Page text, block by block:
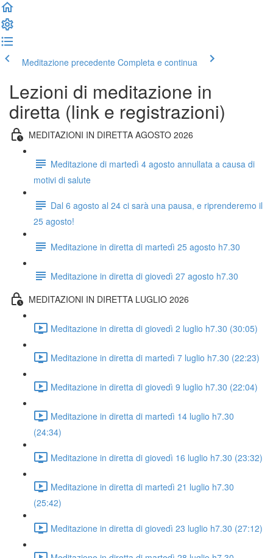
Meditazione precedente Completa e continua
Lezioni di meditazione in
diretta (link e registrazioni)
MEDITAZIONI IN DIRETTA AGOSTO 2026
Meditazione di martedì 4 agosto annullata a causa di
motivi di salute
Dal 6 agosto al 24 ci sarà una pausa, e riprenderemo il
25 agosto!
Meditazione in diretta di martedì 25 agosto h7.30
Meditazione in diretta di giovedì 27 agosto h7.30
MEDITAZIONI IN DIRETTA LUGLIO 2026
Meditazione in diretta di giovedì 2 luglio h7.30 (30:05)
Meditazione in diretta di martedì 7 luglio h7.30 (22:23)
Meditazione in diretta di giovedì 9 luglio h7.30 (22:04)
Meditazione in diretta di martedì 14 luglio h7.30
(24:34)
Meditazione in diretta di giovedì 16 luglio h7.30 (23:32)
Meditazione in diretta di martedì 21 luglio h7.30
(25:42)
Meditazione in diretta di giovedì 23 luglio h7.30 (27:12)